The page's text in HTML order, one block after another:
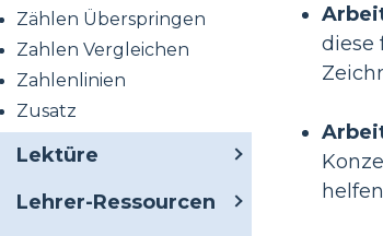
Zählen Überspringen
Zahlen Vergleichen
Zahlenlinien
Zusatz
Lektüre
Lehrer-Ressourcen
diese